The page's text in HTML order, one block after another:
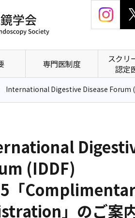
専門医制度
スクリ
認定
International Digestive Disease Forum
(IDDF)
「
」のご案